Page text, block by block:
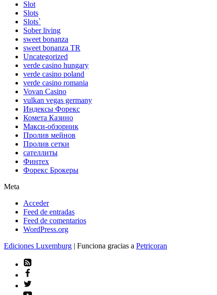
Slot
Slots
Slots`
Sober living
sweet bonanza
sweet bonanza TR
Uncategorized
verde casino hungary
verde casino poland
verde casino romania
Vovan Casino
vulkan vegas germany
Индексы Форекс
Комета Казино
Макси-обзорник
Пролив мейнов
Пролив сетки
сателлиты
Финтех
Форекс Брокеры
Meta
Acceder
Feed de entradas
Feed de comentarios
WordPress.org
Ediciones Luxemburg | Funciona gracias a Petricoran